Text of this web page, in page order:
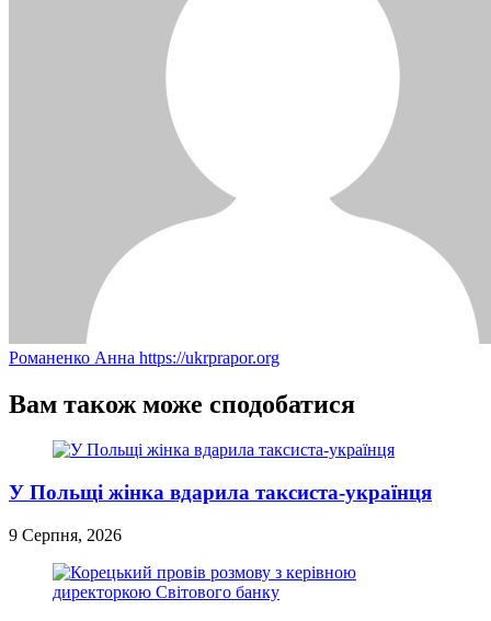
Романенко Анна https://ukrprapor.org
Вам також може сподобатися
У Польщі жінка вдарила таксиста-українця
9 Серпня, 2026